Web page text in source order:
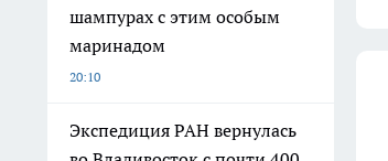
шампурах с этим особым
маринадом
20:10
Экспедиция РАН вернулась